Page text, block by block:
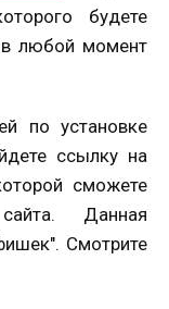
будете
любой момент
по установке
ссылку на
сможете
Данная
Смотрите